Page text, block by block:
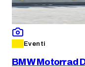
Eventi
BMW Motorrad